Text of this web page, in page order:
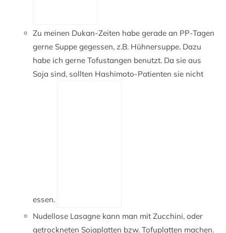
Zu meinen Dukan-Zeiten habe gerade an PP-Tagen
gerne Suppe gegessen, z.B. Hühnersuppe. Dazu
habe ich gerne Tofustangen benutzt. Da sie aus
Soja sind, sollten Hashimoto-Patienten sie nicht
essen.
Nudellose Lasagne kann man mit Zucchini, oder
getrockneten Sojaplatten bzw. Tofuplatten machen.